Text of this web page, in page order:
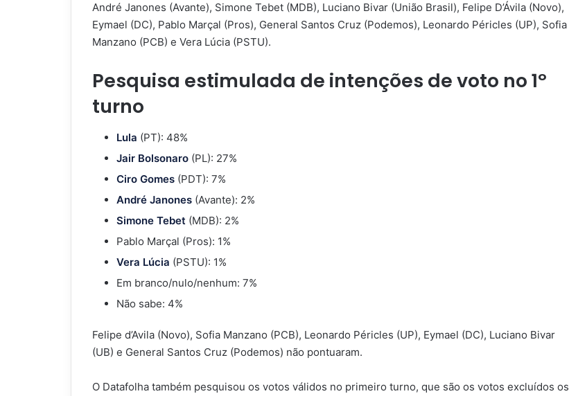
André Janones (Avante), Simone Tebet (MDB), Luciano Bivar (União Brasil), Felipe D’Ávila (Novo),
Eymael (DC), Pablo Marçal (Pros), General Santos Cruz (Podemos), Leonardo Péricles (UP), Sofia
Manzano (PCB) e Vera Lúcia (PSTU).
Pesquisa estimulada de intenções de voto no 1º
turno
Lula (PT): 48%
Jair Bolsonaro (PL): 27%
Ciro Gomes (PDT): 7%
André Janones (Avante): 2%
Simone Tebet (MDB): 2%
Pablo Marçal (Pros): 1%
Vera Lúcia (PSTU): 1%
Em branco/nulo/nenhum: 7%
Não sabe: 4%
Felipe d’Avila (Novo), Sofia Manzano (PCB), Leonardo Péricles (UP), Eymael (DC), Luciano Bivar
(UB) e General Santos Cruz (Podemos) não pontuaram.
O Datafolha também pesquisou os votos válidos no primeiro turno, que são os votos excluídos os